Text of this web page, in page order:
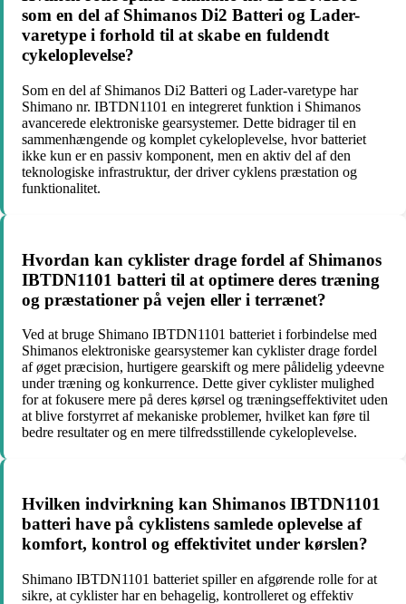
som en del af Shimanos Di2 Batteri og Lader-
varetype i forhold til at skabe en fuldendt
cykeloplevelse?
Som en del af Shimanos Di2 Batteri og Lader-varetype har
Shimano nr. IBTDN1101 en integreret funktion i Shimanos
avancerede elektroniske gearsystemer. Dette bidrager til en
sammenhængende og komplet cykeloplevelse, hvor batteriet
ikke kun er en passiv komponent, men en aktiv del af den
teknologiske infrastruktur, der driver cyklens præstation og
funktionalitet.
Hvordan kan cyklister drage fordel af Shimanos
IBTDN1101 batteri til at optimere deres træning
og præstationer på vejen eller i terrænet?
Ved at bruge Shimano IBTDN1101 batteriet i forbindelse med
Shimanos elektroniske gearsystemer kan cyklister drage fordel
af øget præcision, hurtigere gearskift og mere pålidelig ydeevne
under træning og konkurrence. Dette giver cyklister mulighed
for at fokusere mere på deres kørsel og træningseffektivitet uden
at blive forstyrret af mekaniske problemer, hvilket kan føre til
bedre resultater og en mere tilfredsstillende cykeloplevelse.
Hvilken indvirkning kan Shimanos IBTDN1101
batteri have på cyklistens samlede oplevelse af
komfort, kontrol og effektivitet under kørslen?
Shimano IBTDN1101 batteriet spiller en afgørende rolle for at
sikre, at cyklister har en behagelig, kontrolleret og effektiv